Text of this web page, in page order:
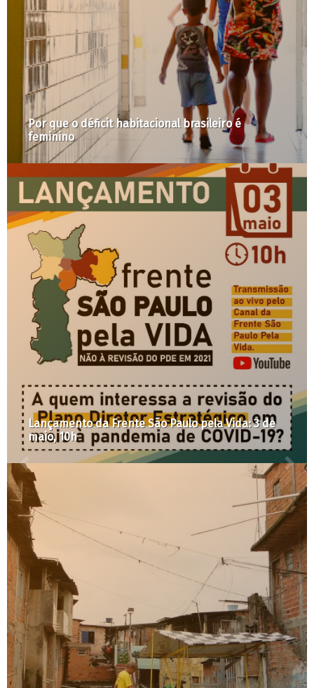
São Miguel do Gostoso, RN: para além de um
cenário paradisíaco, conflitos pela terra
Por que o Minhocão não deve ser o nosso Parque
High Line